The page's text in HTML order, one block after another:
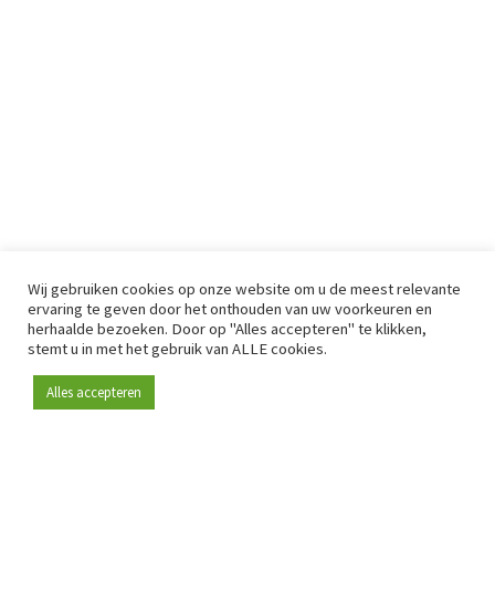
Wij gebruiken cookies op onze website om u de meest relevante
ervaring te geven door het onthouden van uw voorkeuren en
herhaalde bezoeken. Door op "Alles accepteren" te klikken,
stemt u in met het gebruik van ALLE cookies.
Alles accepteren